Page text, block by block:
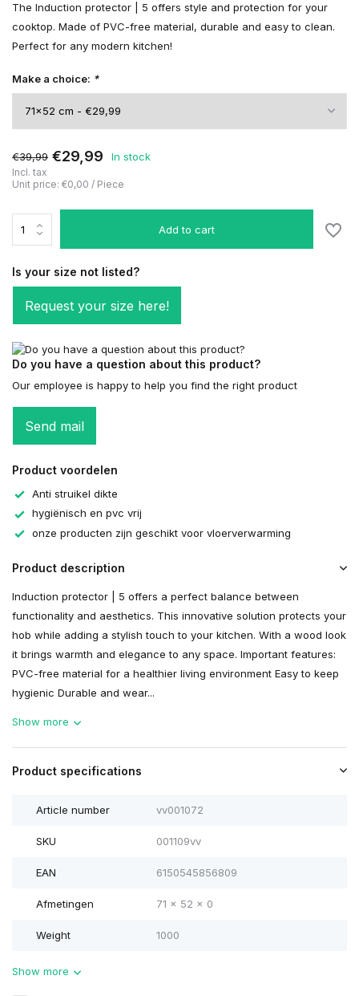
The Induction protector | 5 offers style and protection for your
cooktop. Made of PVC-free material, durable and easy to clean.
Perfect for any modern kitchen!
Make a choice: *
€39,99 €29,99 In stock
Incl. tax
Unit price: €0,00 / Piece
Add to cart
Is your size not listed?
Request your size here!
Do you have a question about this product?
Our employee is happy to help you find the right product
Send mail
Product voordelen
Anti struikel dikte
hygiënisch en pvc vrij
onze producten zijn geschikt voor vloerverwarming
Product description
Induction protector | 5 offers a perfect balance between
functionality and aesthetics. This innovative solution protects your
hob while adding a stylish touch to your kitchen. With a wood look
it brings warmth and elegance to any space. Important features:
PVC-free material for a healthier living environment Easy to keep
hygienic Durable and wear...
Show more
Product specifications
Article number vv001072
SKU 001109vv
EAN 6150545856809
Afmetingen 71 x 52 x 0
Weight 1000
Show more